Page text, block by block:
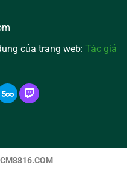
của trang web: Tác giả
CM8816.COM